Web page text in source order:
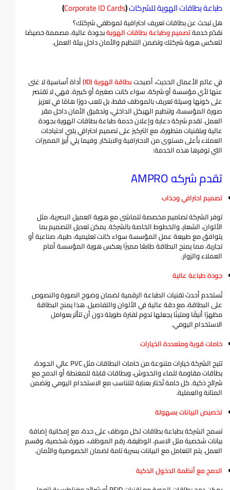
طباعة بطاقات الهوية للشركات(
Corporate ID Cards
)
هل تبحث عن بطاقات تعريف احترافية لموظفي شركتك؟
نقدّم خدمةتصميم وطباعة بطاقات الهويةبجودة عالية، مصممة خصيصًا
لتعكس هوية شركتك وتضمن التنظيم والأمان داخل بيئة العمل.
في عالم الأعمال الحديث، أصبحتبطاقة الهوية (ID) أداة أساسية لا غنى
عنها لأي مؤسسة أو شركة، سواء كانت صغيرة أو كبيرة. فهي لا تقتصر
على كونها وسيلة تعريف بالموظف فقط، بل تلعب دورًا هامًا في تعزيز
صورة المؤسسة، وتنظيم الهيكل الداخلي، وتحقيق الأمان داخل مقر
العمل. تقدم شركة دعاية وإعلان خدمة طباعة بطاقات الهوية بجودة
عالية وبتقنيات متطورة، مع التركيز على تصميم احترافي يلبي احتياجات
العملاء بأعلى مستوى من الاحترافية والابتكار. وفيما يلي أبرز المميزات
التي توفرها هذه الخدمة:
تقدم شركهAMPRO
تصميم احترافي وجذاب
توفر الشركة تصاميم مخصصة تتماشى مع هوية العميل البصرية، مثل
الألوان، الشعار، والخطوط الخاصة بالشركة. يمكن تعديل التصميم بما
يتوافق مع طبيعة عمل المؤسسة سواء كانت تعليمية، طبية، صناعية أو
تجارية، مما يمنح البطاقة طابعًا مميزًا يعكس هوية المؤسسة أمام
العملاء والزوار.
جودة طباعة عالية
تُستخدم أحدث تقنيات الطباعة الرقمية لضمان وضوح الصورة والنصوص
على البطاقة، مع دقة عالية في الألوان والتفاصيل. هذا يمنح البطاقة
مظهرًا أنيقًا ومتينًا يجعلها تدوم لفترة طويلة دون أن تتأثر بعوامل
الاستخدام اليومي.
خامات قوية ومتعددة الخيارات
تتيح الشركة خيارات متنوعة من خامات البطاقات مثل PVC عالي الجودة،
بطاقات مقاومة للماء والخدوش، وبطاقات قابلة للمغنطة أو الدمج مع
شرائح ذكية. كل خامة تُختار بعناية لتتناسب مع الاستخدام اليومي وتضمن
المتانة والعملية.
تخصيص البيانات بسهولة
تسمح الشركة بطباعة بطاقات لكل موظف على حدة، مع إمكانية إضافة
بيانات شخصية مثل الاسم، الوظيفة، رقم الموظف، صورة شخصية، وقسم
العمل. يتم التعامل مع البيانات بسرية تامة لضمان الخصوصية والأمان.
الدمج مع أنظمة الدخول الذكية